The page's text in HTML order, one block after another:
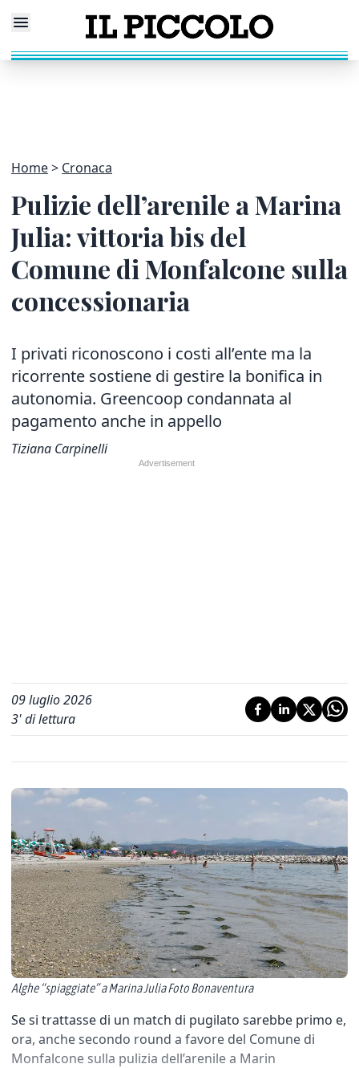
Home Cronaca
Pulizie dell’arenile a Marina
Julia: vittoria bis del
Comune di Monfalcone sulla
concessionaria
I privati riconoscono i costi all’ente ma la
ricorrente sostiene di gestire la bonifica in
autonomia. Greencoop condannata al
pagamento anche in appello
Tiziana Carpinelli
09 luglio 2026
3' di lettura
Alghe “spiaggiate” a Marina Julia Foto Bonaventura
Se si trattasse di un match di pugilato sarebbe primo e,
ora, anche secondo round a favore del Comune di
Monfalcone sulla pulizia dell’arenile a Marin